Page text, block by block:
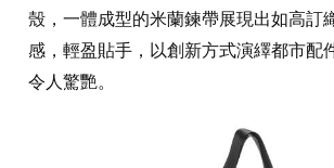
殼，一體成型的米蘭鍊帶展現出如高訂
感，輕盈貼手，以創新方式演繹都市配
令人驚艷。